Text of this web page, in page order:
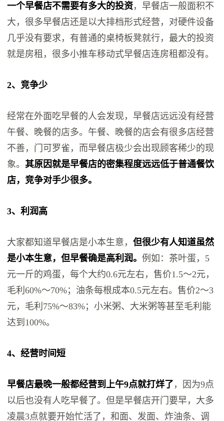
一个早餐店不需要有多大的投资，早餐店一般面积不
大，很多早餐店还是以大排档形式经营，对硬件设备
几乎没有要求，有普通的桌椅板凳就行，最大的投资
就是房租，很多小推车移动式早餐店连房租都没有。
2、竞争少
经常在外面吃早餐的人会发现，早餐店远远没有经营
午餐、晚餐的店多。午餐、晚餐的店会有很多店经营
不善，门可罗雀，而早餐店极少会出现顾客稀少的现
象。 其原因就是早餐店的密集程度远远低于普通餐饮
店，竞争对手少很多。
3、利润高
大家都知道早餐店是小本生意，但很少有人知道虽然
是小本生意，但早餐确是高利润。例如：茶叶蛋，5
元一斤的鸡蛋，每个大约0.6元左右，售价1.5～2元，
毛利60%～70%；油条每根成本0.5元左右。售价2～3
元，毛利75%～83%；小米粥、大米粥等甚至毛利能
达到100%。
4、经营时间短
早餐店最晚一般都经营到上午9点就打烊了 ，因为9点
以后也没有人吃早餐了。但是早餐店开门要早，大多
凌晨3点就要开始忙活了，和面、发面、炸油条、调